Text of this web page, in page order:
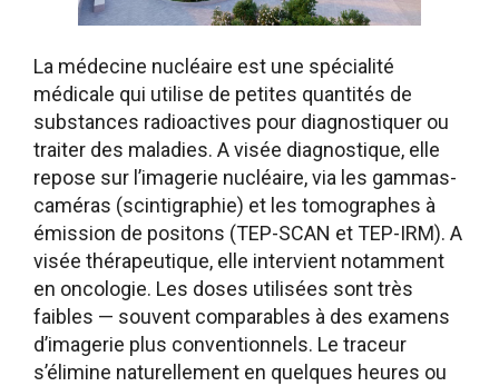
La médecine nucléaire est une spécialité
médicale qui utilise de petites quantités de
substances radioactives pour diagnostiquer ou
traiter des maladies. A visée diagnostique, elle
repose sur l’imagerie nucléaire, via les gammas-
caméras (scintigraphie) et les tomographes à
émission de positons (TEP-SCAN et TEP-IRM). A
visée thérapeutique, elle intervient notamment
en oncologie. Les doses utilisées sont très
faibles — souvent comparables à des examens
d’imagerie plus conventionnels. Le traceur
s’élimine naturellement en quelques heures ou